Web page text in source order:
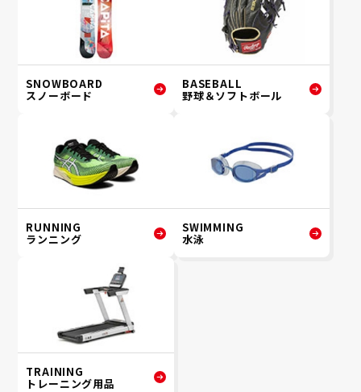
SNOWBOARD
スノーボード
BASEBALL
野球＆ソフトボール
RUNNING
ランニング
SWIMMING
水泳
TRAINING
トレーニング用品